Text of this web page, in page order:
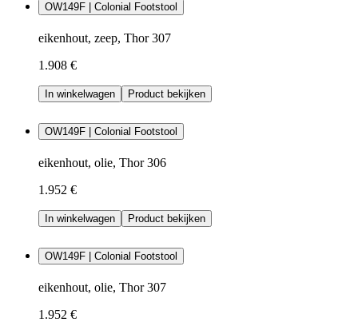
OW149F | Colonial Footstool
eikenhout, zeep, Thor 307
1.908 €
In winkelwagen Product bekijken
OW149F | Colonial Footstool
eikenhout, olie, Thor 306
1.952 €
In winkelwagen Product bekijken
OW149F | Colonial Footstool
eikenhout, olie, Thor 307
1.952 €